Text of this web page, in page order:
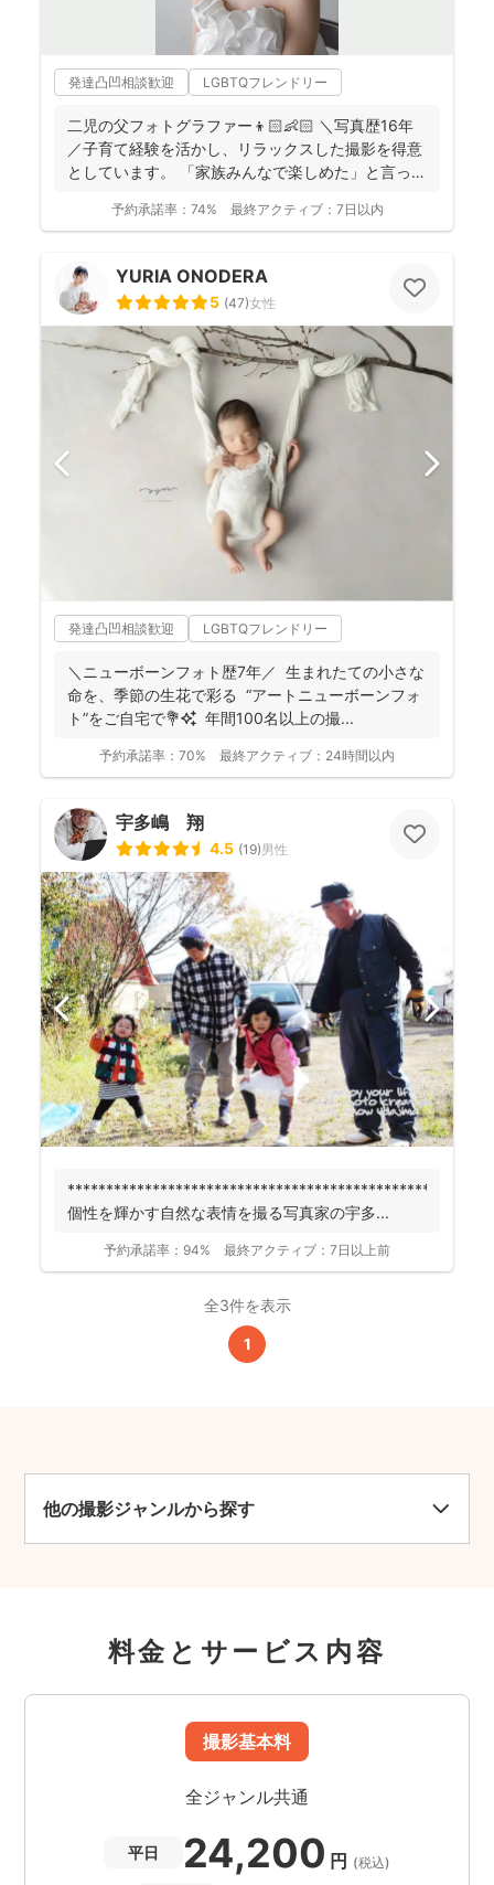
発達凸凹相談歓迎 LGBTQフレンドリー
二児の父フォトグラファー👦🏻👶🏻 ＼写真歴16年
／子育て経験を活かし、リラックスした撮影を得意
としています。 「家族みんなで楽しめた」と言って
予約承諾率： 74% 最終アクティブ： 7日以内
YURIA ONODERA
5 (47)女性
発達凸凹相談歓迎 LGBTQフレンドリー
＼ニューボーンフォト歴7年／ 生まれたての小さな
命を、季節の生花で彩る “アートニューボーンフォ
ト”をご自宅で💐✨ 年間100名以上の撮...
予約承諾率： 70% 最終アクティブ： 24時間以内
宇多嶋 翔
4.5 (19)男性
******************************************************
個性を輝かす自然な表情を撮る写真家の宇多...
予約承諾率： 94% 最終アクティブ： 7日以上前
全3件を表示
1
他の撮影ジャンルから探す
料金とサービス内容
撮影基本料
全ジャンル共通
平日 24,200 円 (税込)